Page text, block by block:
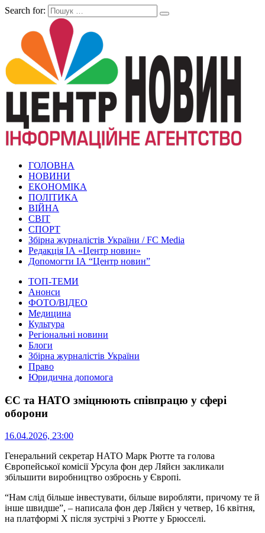
Search for:
ГОЛОВНА
НОВИНИ
ЕКОНОМІКА
ПОЛІТИКА
ВІЙНА
СВІТ
СПОРТ
Збірна журналістів України / FC Media
Редакція ІА «Центр новин»
Допомогти ІА “Центр новин”
ТОП-ТЕМИ
Анонси
ФОТО/ВІДЕО
Медицина
Культура
Регіональні новини
Блоги
Збірна журналістів України
Право
Юридична допомога
ЄС та НАТО зміцнюють співпрацю у сфері
оборони
16.04.2026, 23:00
Генеральний секретар НАТО Марк Рютте та голова
Європейської комісії Урсула фон дер Ляйєн закликали
збільшити виробництво озброєнь у Європі.
“Нам слід більше інвестувати, більше виробляти, причому те й
інше швидше”, – написала фон дер Ляйєн у четвер, 16 квітня,
на платформі X після зустрічі з Рютте у Брюсселі.